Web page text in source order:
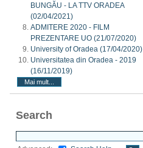
BUNGĂU - LA TTV ORADEA
(02/04/2021)
ADMITERE 2020 - FILM
PREZENTARE UO (21/07/2020)
University of Oradea (17/04/2020)
Universitatea din Oradea - 2019
(16/11/2019)
Mai mult...
Search